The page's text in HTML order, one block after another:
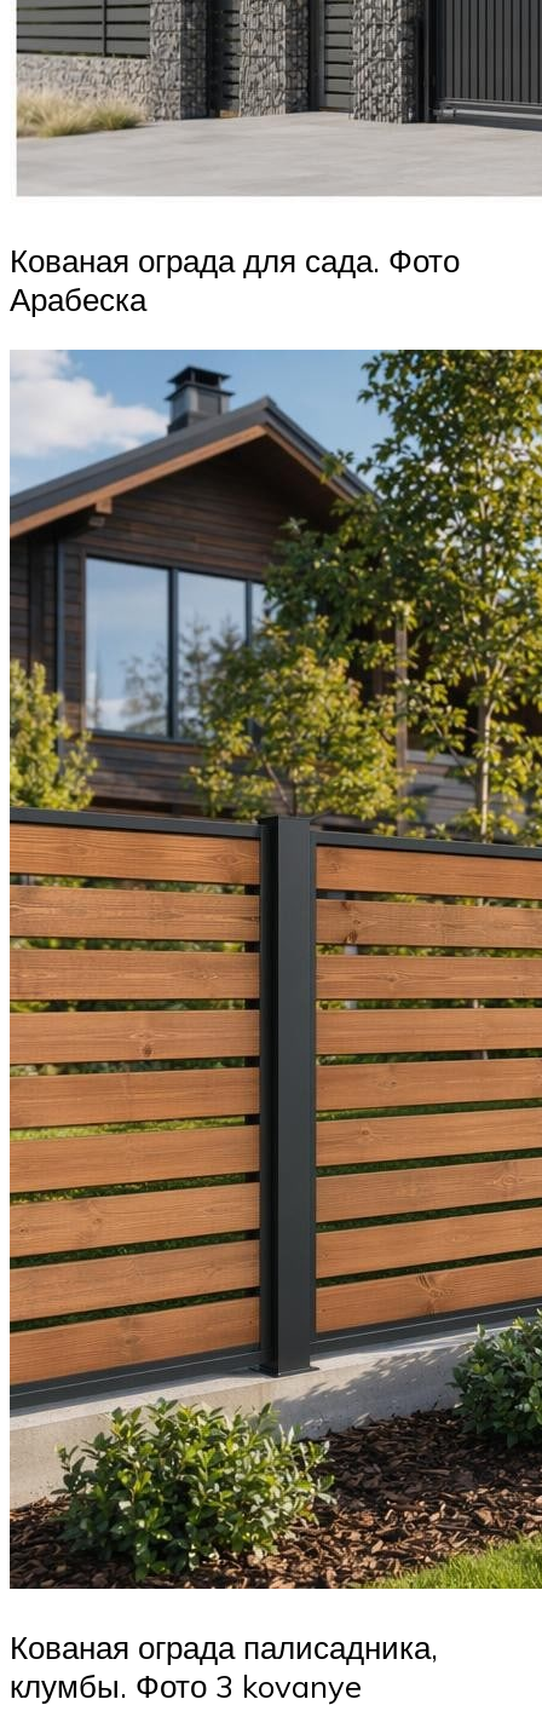
Кованая ограда для сада. Фото
Арабеска
Кованая ограда палисадника,
клумбы. Фото 3 kovanye